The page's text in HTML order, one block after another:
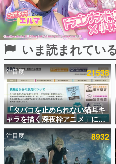
インタビュー
連載・特集一覧
殿堂入り記事
SNS拡散数が数千以
ど。多くの人々に読
事をまとめました。
ゲームの企画書
名作ゲームクリエイ
聞きし、ヒットする
きます。
赫本
この物語を解いては
の形をした短編ホラ
いま読まれてい
注目度 21538
「タバコを止められない猫耳キ
ャラを描く深夜枠アニメ」に視
聴者の一部から批判意見。違法
薬物の使用と思しき描写も含め
て、BPOが議論を交わす
注目度 8932